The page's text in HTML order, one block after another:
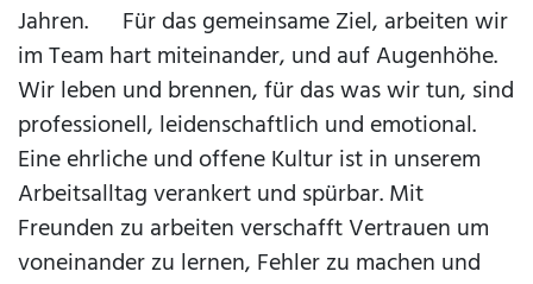
Jahren. Für das gemeinsame Ziel, arbeiten wir
im Team hart miteinander, und auf Augenhöhe.
Wir leben und brennen, für das was wir tun, sind
professionell, leidenschaftlich und emotional.
Eine ehrliche und offene Kultur ist in unserem
Arbeitsalltag verankert und spürbar. Mit
Freunden zu arbeiten verschafft Vertrauen um
voneinander zu lernen, Fehler zu machen und